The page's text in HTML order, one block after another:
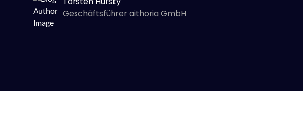
Geschäftsführer aithoria GmbH